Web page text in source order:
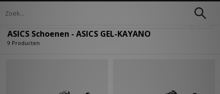
ASICS Schoenen - ASICS GEL-KAYANO
9 Producten